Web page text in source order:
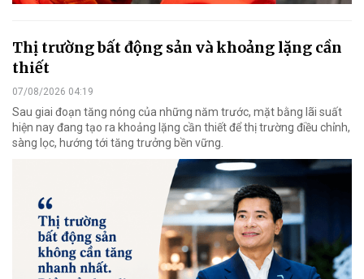
Thị trường bất động sản và khoảng lặng cần
thiết
07/08/2026 04:19
Sau giai đoạn tăng nóng của những năm trước, mặt bằng lãi suất
hiện nay đang tạo ra khoảng lặng cần thiết để thị trường điều chỉnh,
sàng lọc, hướng tới tăng trưởng bền vững.